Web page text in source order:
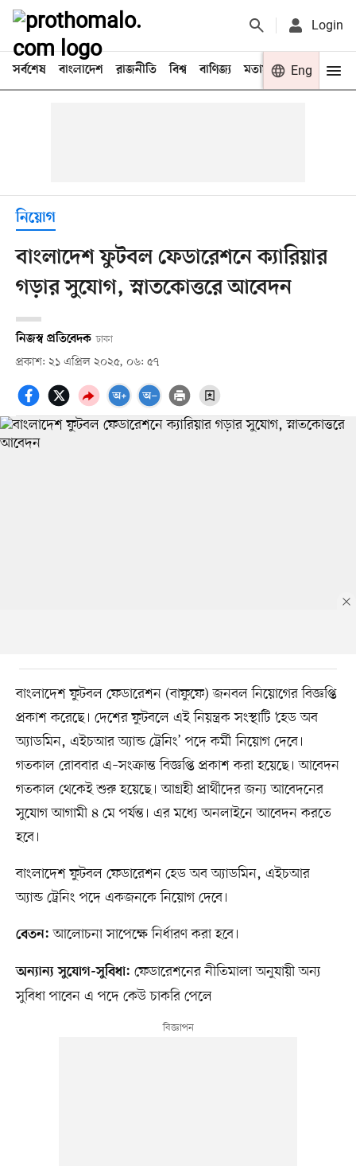
Login
সর্বশেষ বাংলাদেশ রাজনীতি বিশ্ব বাণিজ্য মতামত খেলা
Eng
নিয়োগ
বাংলাদেশ ফুটবল ফেডারেশনে ক্যারিয়ার
গড়ার সুযোগ, স্নাতকোত্তরে আবেদন
নিজস্ব প্রতিবেদক ঢাকা
প্রকাশ: ২১ এপ্রিল ২০২৫, ০৬: ৫৭
বাংলাদেশ ফুটবল ফেডারেশন (বাফুফে) জনবল নিয়োগের বিজ্ঞপ্তি
প্রকাশ করেছে। দেশের ফুটবলে এই নিয়ন্ত্রক সংস্থাটি ‘হেড অব
অ্যাডমিন, এইচআর অ্যান্ড ট্রেনিং’ পদে কর্মী নিয়োগ দেবে।
গতকাল রোববার এ–সংক্রান্ত বিজ্ঞপ্তি প্রকাশ করা হয়েছে। আবেদন
গতকাল থেকেই শুরু হয়েছে। আগ্রহী প্রার্থীদের জন্য আবেদনের
সুযোগ আগামী ৪ মে পর্যন্ত। এর মধ্যে অনলাইনে আবেদন করতে
হবে।
বাংলাদেশ ফুটবল ফেডারেশন হেড অব অ্যাডমিন, এইচআর
অ্যান্ড ট্রেনিং পদে একজনকে নিয়োগ দেবে।
বেতন: আলোচনা সাপেক্ষে নির্ধারণ করা হবে।
অন্যান্য সুযোগ-সুবিধা: ফেডারেশনের নীতিমালা অনুযায়ী অন্য
সুবিধা পাবেন এ পদে কেউ চাকরি পেলে